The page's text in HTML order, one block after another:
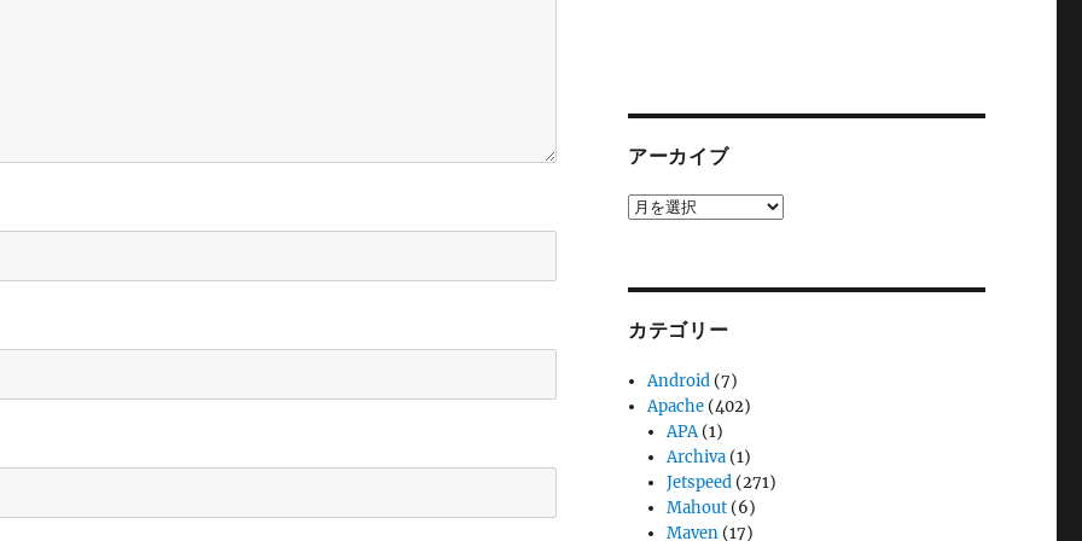
アーカイブ
ア
カテゴリー
Android (7)
Apache (402)
APA(1)
Archiva (1)
Jetspeed (271)
Mahout (6)
Maven (17)